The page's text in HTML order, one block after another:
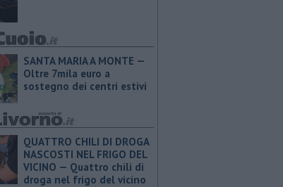
SANTA MARIA A MONTE —
Oltre 7mila euro a
sostegno dei centri estivi
QUATTRO CHILI DI DROGA
NASCOSTI NEL FRIGO DEL
VICINO — Quattro chili di
droga nel frigo del vicino